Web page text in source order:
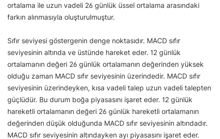
ortalama ile uzun vadeli 26 günlük üssel ortalama arasındaki
farkın alınmasıyla oluşturulmuştur.
Sıfır seviyesi göstergenin denge noktasıdır. MACD sıfır
seviyesinin altında ve üstünde hareket eder. 12 günlük
ortalamanın değeri 26 günlük ortalamanın değerinden yüksek
olduğu zaman MACD sıfır seviyesinin üzerindedir. MACD sıfır
seviyesinin üzerindeyken, kısa vadeli talep uzun vadeli talepten
güçlüdür. Bu durum boğa piyasasını işaret eder. 12 günlük
hareketli ortalamanın değeri 26 günlük hareketli ortalamanın
değerinden düşük olduğunda MACD sıfır seviyesinin altındadır.
MACD sıfır seviyesinin altındayken ayı piyasasını işaret eder.